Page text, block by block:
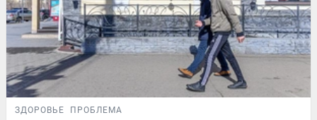
ЗДОРОВЬЕ ПРОБЛЕМА